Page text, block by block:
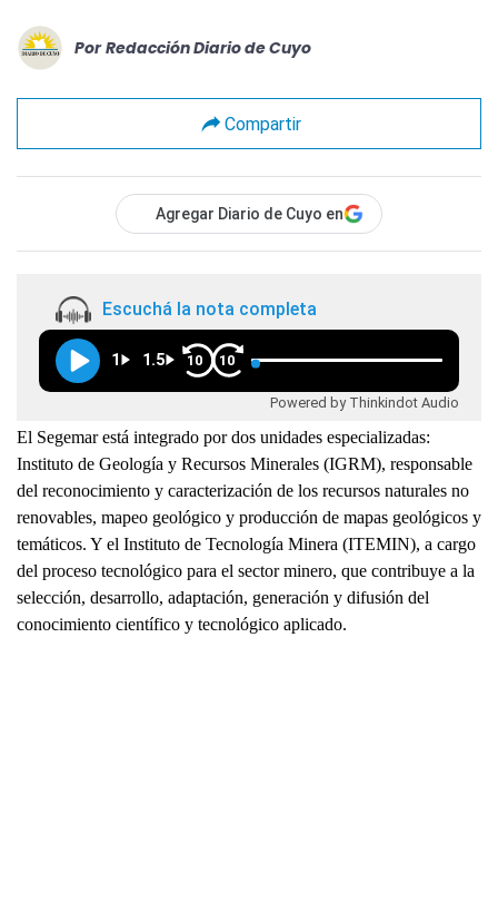
Por Redacción Diario de Cuyo
Compartir
Agregar Diario de Cuyo en
Escuchá la nota completa
1 1.5 10 10
Powered by Thinkindot Audio
El Segemar está integrado por dos unidades especializadas:
Instituto de Geología y Recursos Minerales (IGRM), responsable
del reconocimiento y caracterización de los recursos naturales no
renovables, mapeo geológico y producción de mapas geológicos y
temáticos. Y el Instituto de Tecnología Minera (ITEMIN), a cargo
del proceso tecnológico para el sector minero, que contribuye a la
selección, desarrollo, adaptación, generación y difusión del
conocimiento científico y tecnológico aplicado.